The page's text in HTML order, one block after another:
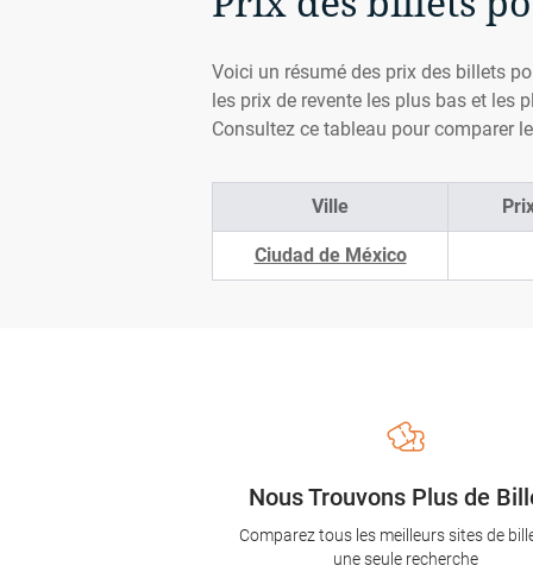
Voici un résumé des prix des billets
les prix de revente les plus bas et les
Consultez ce tableau pour comparer
Ville
Ciudad de México
Nous Trouvons Plus de
Comparez tous les meilleurs sites de
une seule recherche